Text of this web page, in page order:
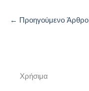
← Προηγούμενο Άρθρο
Χρήσιμα